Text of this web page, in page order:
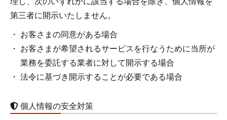
第三者に開示いたしません。
お客さまの同意がある場合
お客さまが希望されるサービスを行なうために当所が
業務を委託する業者に対して開示する場合
法令に基づき開示することが必要である場合
個人情報の安全対策